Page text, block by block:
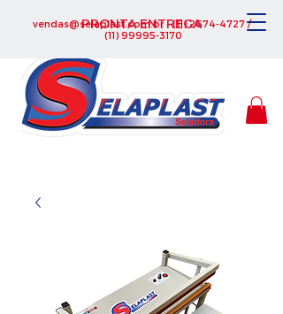
PRONTA ENTREGA
vendas@selaplast.com.br-(11) 2674-4727/
(11) 99995-3170